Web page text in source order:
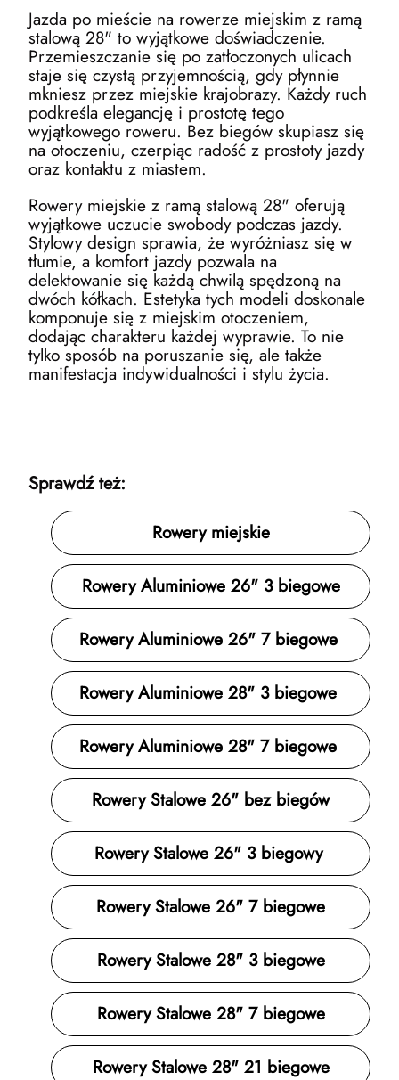
Jazda po mieście na rowerze miejskim z ramą
stalową 28" to wyjątkowe doświadczenie.
Przemieszczanie się po zatłoczonych ulicach
staje się czystą przyjemnością, gdy płynnie
mkniesz przez miejskie krajobrazy. Każdy ruch
podkreśla elegancję i prostotę tego
wyjątkowego roweru. Bez biegów skupiasz się
na otoczeniu, czerpiąc radość z prostoty jazdy
oraz kontaktu z miastem.
Rowery miejskie z ramą stalową 28" oferują
wyjątkowe uczucie swobody podczas jazdy.
Stylowy design sprawia, że wyróżniasz się w
tłumie, a komfort jazdy pozwala na
delektowanie się każdą chwilą spędzoną na
dwóch kółkach. Estetyka tych modeli doskonale
komponuje się z miejskim otoczeniem,
dodając charakteru każdej wyprawie. To nie
tylko sposób na poruszanie się, ale także
manifestacja indywidualności i stylu życia.
Sprawdź też:
Rowery miejskie
Rowery Aluminiowe 26" 3 biegowe
Rowery Aluminiowe 26" 7 biegowe
Rowery Aluminiowe 28" 3 biegowe
Rowery Aluminiowe 28" 7 biegowe
Rowery Stalowe 26" bez biegów
Rowery Stalowe 26" 3 biegowy
Rowery Stalowe 26" 7 biegowe
Rowery Stalowe 28" 3 biegowe
Rowery Stalowe 28" 7 biegowe
Rowery Stalowe 28" 21 biegowe